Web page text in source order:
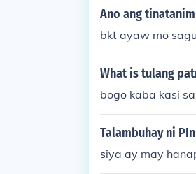
Ano ang
bkt ayaw mo
What is tulang
bogo kaba kasi
Talambuhay ni
siya ay may